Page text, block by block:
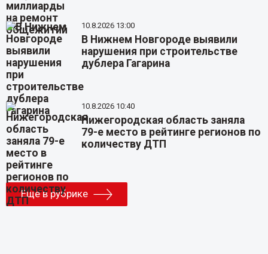
10.8.2026 13:00
В Нижнем Новгороде выявили
нарушения при строительстве
дублера Гагарина
10.8.2026 10:40
Нижегородская область заняла
79-е место в рейтинге регионов по
количеству ДТП
Еще в рубрике